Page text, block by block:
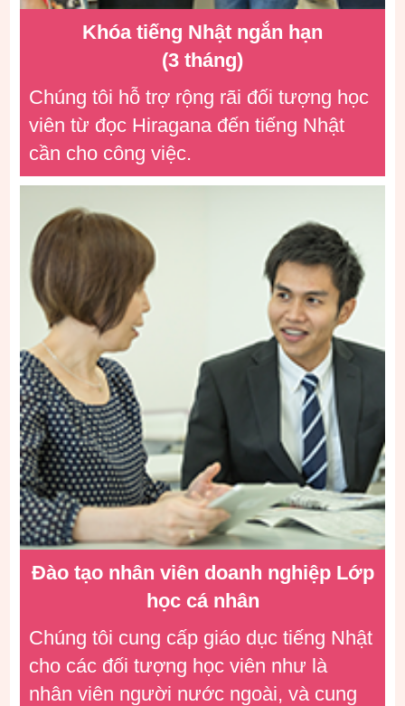
Khóa tiếng Nhật ngắn hạn
(3 tháng)
Chúng tôi hỗ trợ rộng rãi đối tượng học
viên từ đọc Hiragana đến tiếng Nhật
cần cho công việc.
Đào tạo nhân viên doanh nghiệpLớp
học cá nhân
Chúng tôi cung cấp giáo dục tiếng Nhật
cho các đối tượng học viên như là
nhân viên người nước ngoài, và cung